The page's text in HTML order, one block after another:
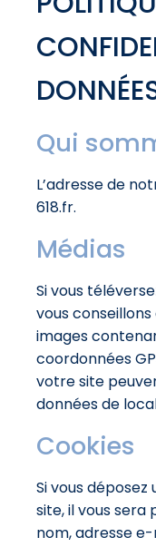
Qui
L’adresse de
618.fr.
Médias
Si vous
vous
images
coordonnées
votre site
données de
Cookies
Si vous
site, il vous
nom, adresse